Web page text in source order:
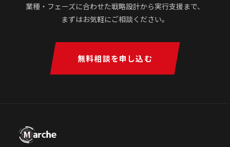
業種・フェーズに合わせた戦略設計から実行支援まで、
まずはお気軽にご相談ください。
無料相談を申し込む